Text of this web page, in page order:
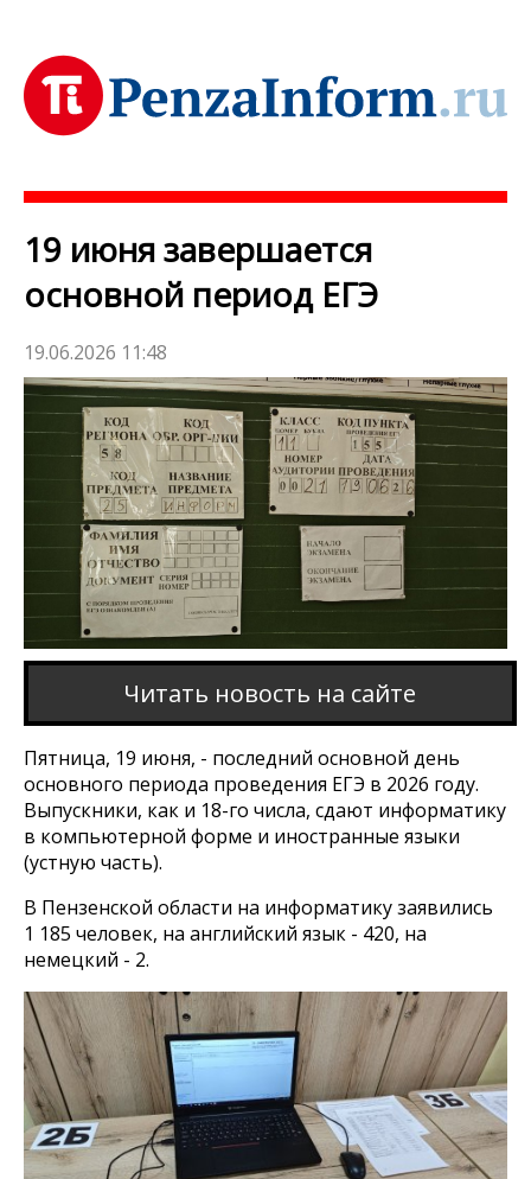
19 июня завершается
основной период ЕГЭ
19.06.2026 11:48
Читать новость на сайте
Пятница, 19 июня, - последний основной день
основного периода проведения ЕГЭ в 2026 году.
Выпускники, как и 18-го числа, сдают информатику
в компьютерной форме и иностранные языки
(устную часть).
В Пензенской области на информатику заявились
1 185 человек, на английский язык - 420, на
немецкий - 2.